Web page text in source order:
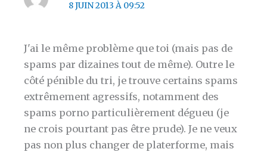
8 JUIN 2013 À 09:52
J'ai le même problème que toi (mais pas de
spams par dizaines tout de même). Outre le
côté pénible du tri, je trouve certains spams
extrêmement agressifs, notamment des
spams porno particulièrement dégueu (je
ne crois pourtant pas être prude). Je ne veux
pas non plus changer de platerforme, mais